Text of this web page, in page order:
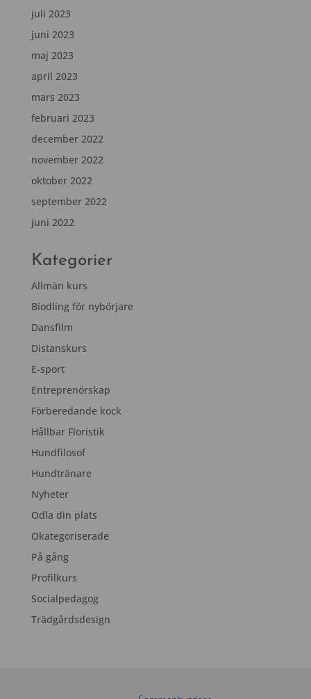
juli 2023
juni 2023
maj 2023
april 2023
mars 2023
februari 2023
december 2022
november 2022
oktober 2022
september 2022
juni 2022
Kategorier
Allmän kurs
Biodling för nybörjare
Dansfilm
Distanskurs
E-sport
Entreprenörskap
Förberedande kock
Hållbar Floristik
Hundfilosof
Hundtränare
Nyheter
Odla din plats
Okategoriserade
På gång
Profilkurs
Socialpedagog
Trädgårdsdesign